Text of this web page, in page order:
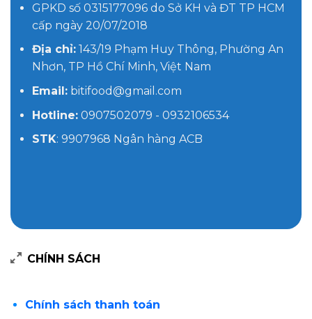
GPKD số 0315177096 do Sở KH và ĐT TP HCM
cấp ngày 20/07/2018
Địa chỉ:143/19 Phạm Huy Thông, Phường An
Nhơn, TP Hồ Chí Minh, Việt Nam
Email:bitifood@gmail.com
Hotline:0907502079 - 0932106534
STK: 9907968 Ngân hàng ACB
CHÍNH SÁCH
Chính sách thanh toán